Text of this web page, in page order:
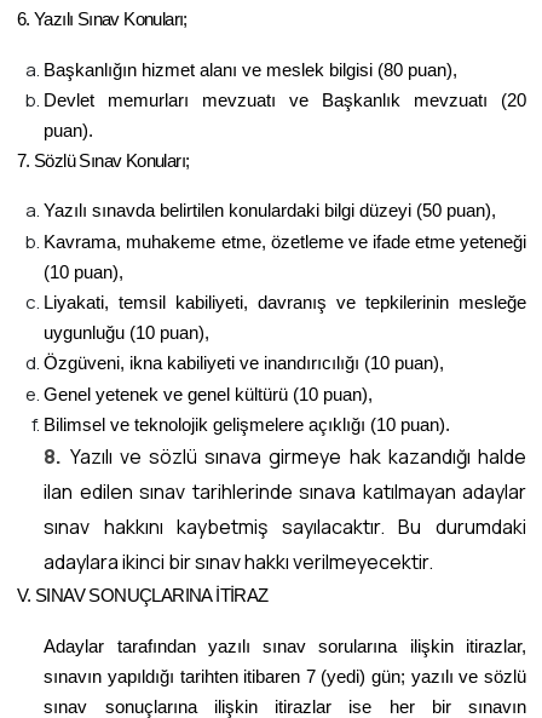
6. Yazılı Sınav Konuları;
Başkanlığın hizmet alanı ve meslek bilgisi (80 puan),
Devlet memurları mevzuatı ve Başkanlık mevzuatı (20
puan).
7. Sözlü Sınav Konuları;
Yazılı sınavda belirtilen konulardaki bilgi düzeyi (50 puan),
Kavrama, muhakeme etme, özetleme ve ifade etme yeteneği
(10 puan),
Liyakati, temsil kabiliyeti, davranış ve tepkilerinin mesleğe
uygunluğu (10 puan),
Özgüveni, ikna kabiliyeti ve inandırıcılığı (10 puan),
Genel yetenek ve genel kültürü (10 puan),
Bilimsel ve teknolojik gelişmelere açıklığı (10 puan).
8. Yazılı ve sözlü sınava girmeye hak kazandığı halde
ilan edilen sınav tarihlerinde sınava katılmayan adaylar
sınav hakkını kaybetmiş sayılacaktır. Bu durumdaki
adaylara ikinci bir sınav hakkı verilmeyecektir.
V. SINAV SONUÇLARINA İTİRAZ
Adaylar tarafından yazılı sınav sorularına ilişkin itirazlar,
sınavın yapıldığı tarihten itibaren 7 (yedi) gün; yazılı ve sözlü
sınav sonuçlarına ilişkin itirazlar ise her bir sınavın